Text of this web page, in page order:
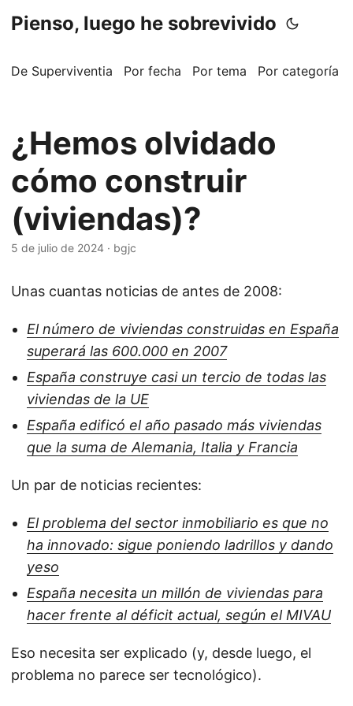
Pienso, luego he sobrevivido
De Superviventia Por fecha Por tema Por categoría
¿Hemos olvidado
cómo construir
(viviendas)?
5 de julio de 2024 · bgjc
Unas cuantas noticias de antes de 2008:
El número de viviendas construidas en España
superará las 600.000 en 2007
España construye casi un tercio de todas las
viviendas de la UE
España edificó el año pasado más viviendas
que la suma de Alemania, Italia y Francia
Un par de noticias recientes:
El problema del sector inmobiliario es que no
ha innovado: sigue poniendo ladrillos y dando
yeso
España necesita un millón de viviendas para
hacer frente al déficit actual, según el MIVAU
Eso necesita ser explicado (y, desde luego, el
problema no parece ser tecnológico).